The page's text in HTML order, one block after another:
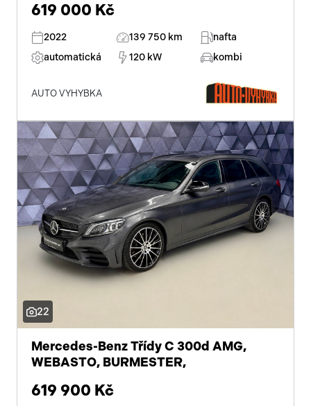
619 000 Kč
2022 139 750 km
nafta
automatická
120 kW kombi
AUTO VYHYBKA
22
Mercedes-Benz Třídy C 300d AMG,
WEBASTO, BURMESTER,
619 900 Kč